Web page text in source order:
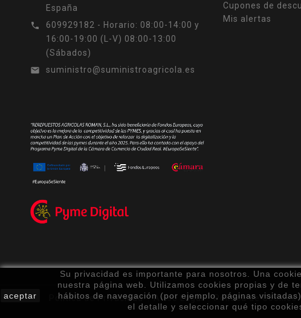
España

609929182 - Horario: 08:00-14:00 y
16:00-19:00 (L-V) 08:00-13:00
(Sábados)

suministro@suministroagricola.es
Cupones de
Mis alertas
aceptar
Su privacidad es importante para nosotros. Una
nuestra página web. Utilizamos cookies propias y de
hábitos de navegación (por ejemplo, páginas
el detalle y seleccionar qué tipo
Política de Privacidad Aviso Legal Política de Cookies